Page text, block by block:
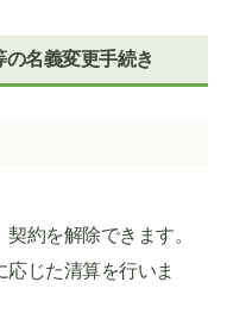
名義変更手続き
約を解除できます。
じた清算を行いま